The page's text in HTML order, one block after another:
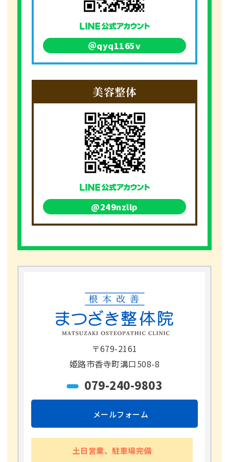
＠qyq1165v
美容整体
@249nzllp
〒679-2161
姫路市香寺町溝口508-8
079-240-9803
メールフォーム
土日営業、駐車場完備